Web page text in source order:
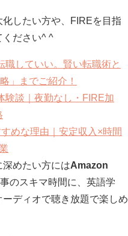
したい方や、FIREを目指
ください^ ^
職していい。賢い転職術と
」までご紹介！
験談｜夜勤なし・FIRE加
めな理由｜安定収入×時間
深めたい方にはAmazon
のスキマ時間に、英語学
ディオで聴き放題で楽しめ